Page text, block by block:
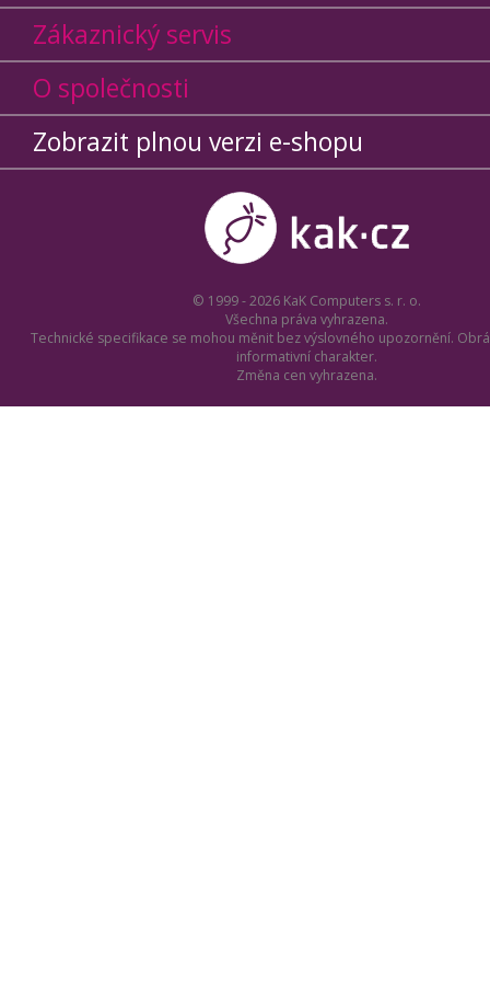
Zákaznický servis
O společnosti
Zobrazit plnou verzi e-shopu
© 1999 - 2026 KaK Computers s. r. o.
Všechna práva vyhrazena.
Technické specifikace se mohou měnit bez výslovného upozornění.
informativní charakter.
Změna cen vyhrazena.